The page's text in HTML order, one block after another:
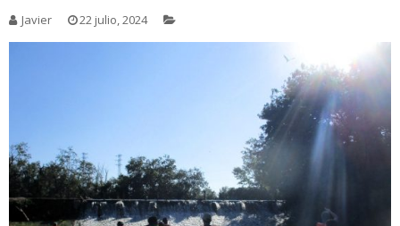
Javier 22 julio, 2024